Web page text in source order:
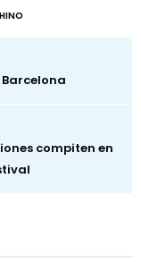
Barcelona
compiten en